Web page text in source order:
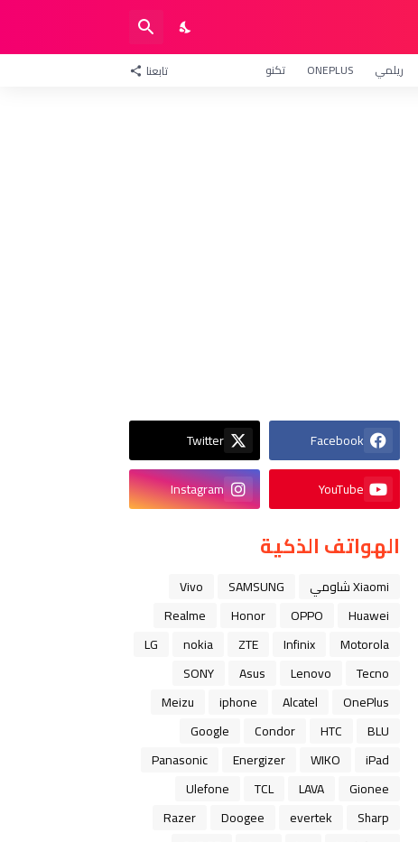
ريلمي ONEPLUS تكنو تابعنا
Facebook
Twitter
YouTube
Instagram
الهواتف الذكية
Xiaomi شاومي SAMSUNG
Vivo
Huawei
OPPO
Honor
Realme
Motorola
Infinix
ZTE
nokia
LG
Tecno
Lenovo
Asus
SONY
OnePlus
Alcatel
iphone
Meizu
BLU
HTC
Condor
Google
iPad
WIKO
Energizer
Panasonic
Gionee
LAVA
TCL
Ulefone
Sharp
evertek
Doogee
Razer